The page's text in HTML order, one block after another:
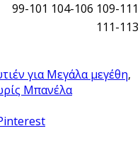
99-101 104-106 109-111
111-113
για Μεγάλα μεγέθη,
Μπανέλα